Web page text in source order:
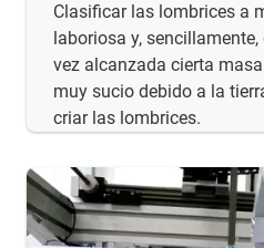
Clasificar las lombrices a
laboriosa y,
vez alcanzada cierta
muy sucio debido a la
criar las lombrices.